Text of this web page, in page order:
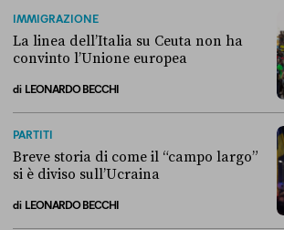
IMMIGRAZIONE
La linea dell’Italia su Ceuta non ha
convinto l’Unione europea
di LEONARDO BECCHI
PARTITI
Breve storia di come il “campo largo”
si è diviso sull’Ucraina
di LEONARDO BECCHI